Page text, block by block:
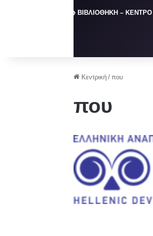
📚 ΒΙΒΛΙΟΘΗΚΗ –
Κεντρική / που
που